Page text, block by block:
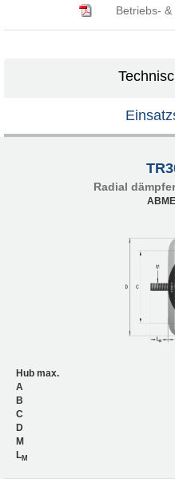
Betriebs-
Radial
Hub max.
A
B
C
D
M
LM